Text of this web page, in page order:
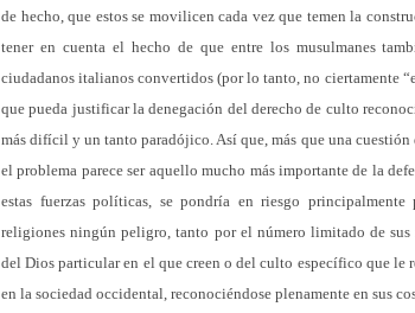
de hecho, que estos se movilicen cada vez que temen la
tener en cuenta el hecho de que entre los musulmanes
ciudadanos italianos convertidos (por lo tanto, no ciertamente
que pueda justificar la denegación del derecho de culto
más difícil y un tanto paradójico. Así que, más que una
el problema parece ser aquello mucho más importante de la
estas fuerzas políticas, se pondría en riesgo
religiones ningún peligro, tanto por el número limitado de
del Dios particular en el que creen o del culto específico que le
en la sociedad occidental, reconociéndose plenamente en sus